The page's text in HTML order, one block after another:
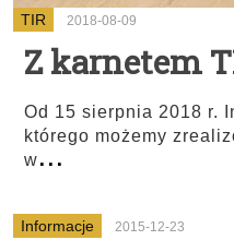
TIR 2018-08-09
Z karnetem
Od 15 sierpnia 2018 r.
którego możemy
w...
Informacje 2015-12-23